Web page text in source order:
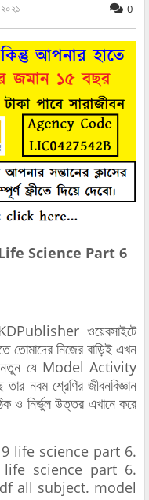
0
Science Part 6
ওয়েবসাইটে
তোমাদের নিজের বাড়িই এখন
নতুন যে Model Activity
নবম শ্রেণির জীবনবিজ্ঞান
ও নির্ভুল উত্তর এখানে করে
life science part 6.
science part 6.
all subject. model